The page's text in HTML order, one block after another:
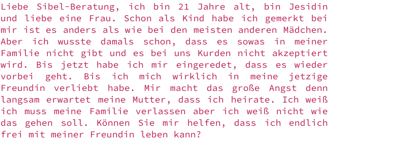
Liebe Sibel-Beratung, ich bin 21 Jahre alt, bin Jesidin
und liebe eine Frau. Schon als Kind habe ich gemerkt bei
mir ist es anders als wie bei den meisten anderen Mädchen.
Aber ich wusste damals schon, dass es sowas in meiner
Familie nicht gibt und es bei uns Kurden nicht akzeptiert
wird. Bis jetzt habe ich mir eingeredet, dass es wieder
vorbei geht. Bis ich mich wirklich in meine jetzige
Freundin verliebt habe. Mir macht das große Angst denn
langsam erwartet meine Mutter, dass ich heirate. Ich weiß
ich muss meine Familie verlassen aber ich weiß nicht wie
das gehen soll. Können Sie mir helfen, dass ich endlich
frei mit meiner Freundin leben kann?